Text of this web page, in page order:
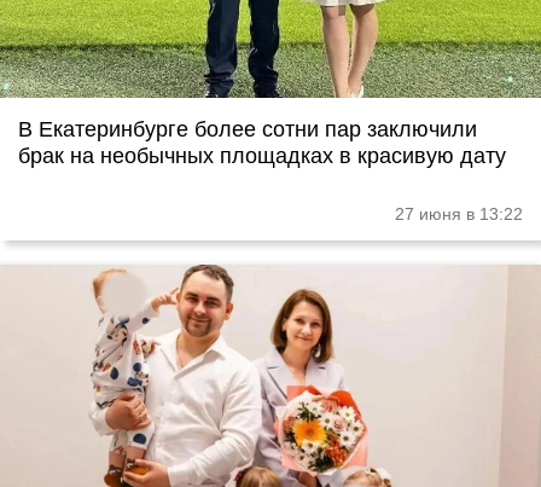
В Екатеринбурге более сотни пар заключили
брак на необычных площадках в красивую дату
27 июня в 13:22